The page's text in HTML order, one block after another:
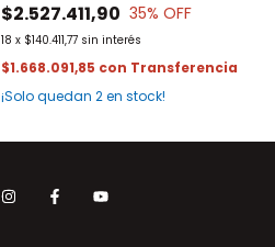
$2.527.411,90 35% OFF
18 x $140.411,77 sin interés
$1.668.091,85 con
¡Solo quedan 2en stock!